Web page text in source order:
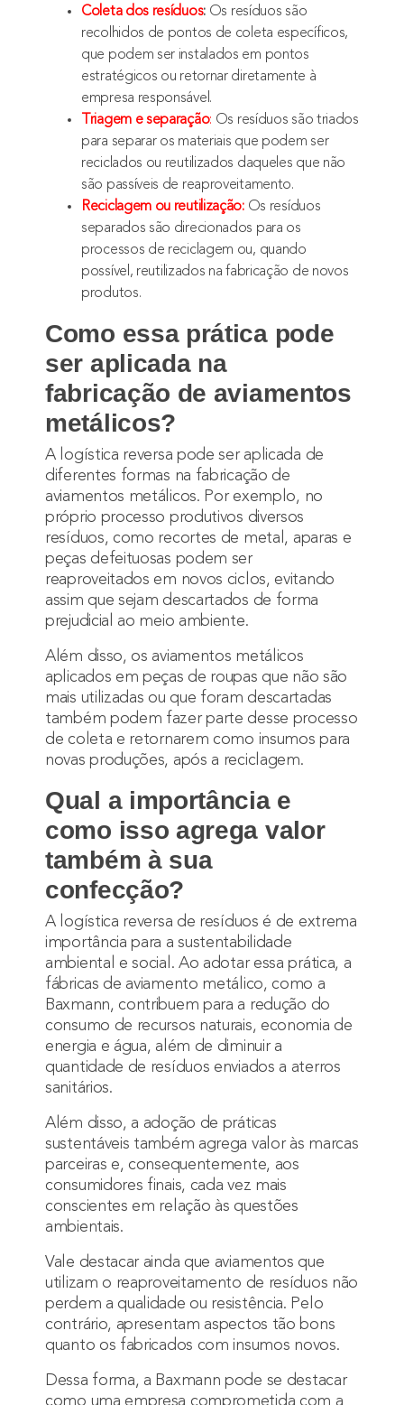
Coleta dos resíduos: Os resíduos são
recolhidos de pontos de coleta específicos,
que podem ser instalados em pontos
estratégicos ou retornar diretamente à
empresa responsável.
Triagem e separação: Os resíduos são triados
para separar os materiais que podem ser
reciclados ou reutilizados daqueles que não
são passíveis de reaproveitamento.
Reciclagem ou reutilização: Os resíduos
separados são direcionados para os
processos de reciclagem ou, quando
possível, reutilizados na fabricação de novos
produtos.
Como essa prática pode
ser aplicada na
fabricação de aviamentos
metálicos?
A logística reversa pode ser aplicada de
diferentes formas na fabricação de
aviamentos metálicos. Por exemplo, no
próprio processo produtivos diversos
resíduos, como recortes de metal, aparas e
peças defeituosas podem ser
reaproveitados em novos ciclos, evitando
assim que sejam descartados de forma
prejudicial ao meio ambiente.
Além disso, os aviamentos metálicos
aplicados em peças de roupas que não são
mais utilizadas ou que foram descartadas
também podem fazer parte desse processo
de coleta e retornarem como insumos para
novas produções, após a reciclagem.
Qual a importância e
como isso agrega valor
também à sua
confecção?
A logística reversa de resíduos é de extrema
importância para a sustentabilidade
ambiental e social. Ao adotar essa prática, a
fábricas de aviamento metálico, como a
Baxmann, contribuem para a redução do
consumo de recursos naturais, economia de
energia e água, além de diminuir a
quantidade de resíduos enviados a aterros
sanitários.
Além disso, a adoção de práticas
sustentáveis também agrega valor às marcas
parceiras e, consequentemente, aos
consumidores finais, cada vez mais
conscientes em relação às questões
ambientais.
Vale destacar ainda que aviamentos que
utilizam o reaproveitamento de resíduos não
perdem a qualidade ou resistência. Pelo
contrário, apresentam aspectos tão bons
quanto os fabricados com insumos novos.
Dessa forma, a Baxmann pode se destacar
como uma empresa comprometida com a